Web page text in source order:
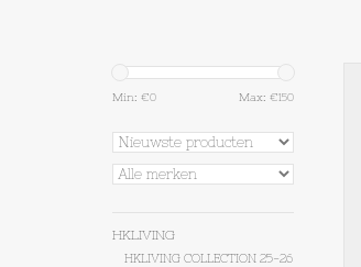
Min: €0 Max: €150
HKLIVING
HKLIVING COLLECTION 25-26